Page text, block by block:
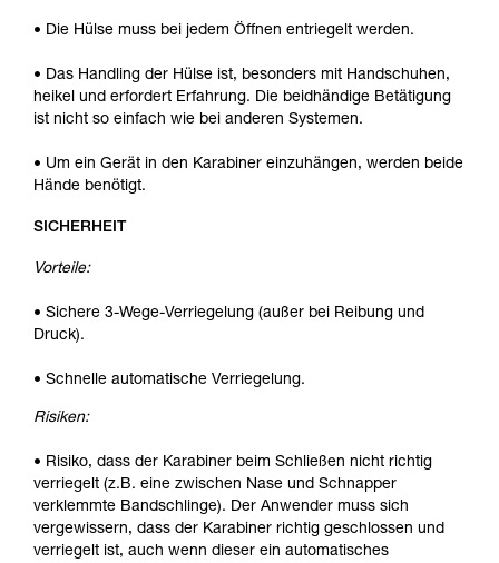
• Die Hülse muss bei jedem Öffnen entriegelt werden.
• Das Handling der Hülse ist, besonders mit Handschuhen,
heikel und erfordert Erfahrung. Die beidhändige Betätigung
ist nicht so einfach wie bei anderen Systemen.
• Um ein Gerät in den Karabiner einzuhängen, werden beide
Hände benötigt.
SICHERHEIT
Vorteile:
• Sichere 3-Wege-Verriegelung (außer bei Reibung und
Druck).
• Schnelle automatische Verriegelung.
Risiken:
• Risiko, dass der Karabiner beim Schließen nicht richtig
verriegelt (z.B. eine zwischen Nase und Schnapper
verklemmte Bandschlinge). Der Anwender muss sich
vergewissern, dass der Karabiner richtig geschlossen und
verriegelt ist, auch wenn dieser ein automatisches